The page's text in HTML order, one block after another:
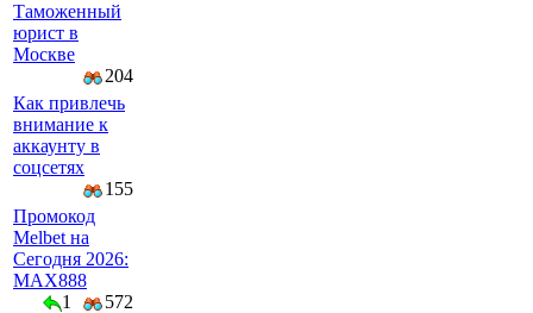
Таможенный
юрист в
Москве
204
Как привлечь
внимание к
аккаунту в
соцсетях
155
Промокод
Melbet на
Сегодня 2026:
MAX888
1
572